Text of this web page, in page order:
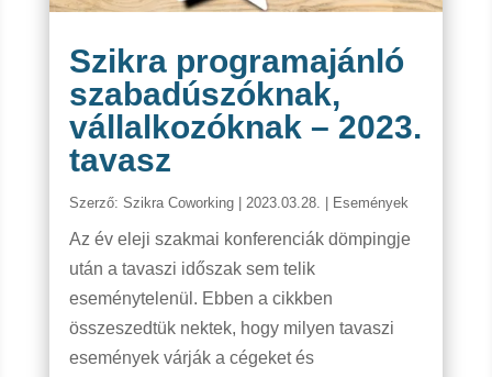
Szikra programajánló
szabadúszóknak,
vállalkozóknak – 2023.
tavasz
Szerző: Szikra Coworking| 2023.03.28. Események
Az év eleji szakmai konferenciák dömpingje
után a tavaszi időszak sem telik
eseménytelenül. Ebben a cikkben
összeszedtük nektek, hogy milyen tavaszi
események várják a cégeket és